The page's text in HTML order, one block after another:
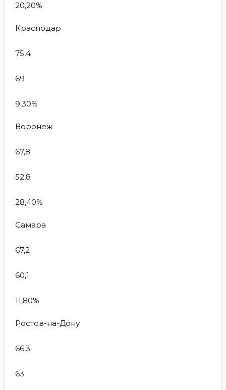
20,20%
Краснодар
75,4
69
9,30%
Воронеж
67,8
52,8
28,40%
Самара
67,2
60,1
11,80%
Ростов-на-Дону
66,3
63